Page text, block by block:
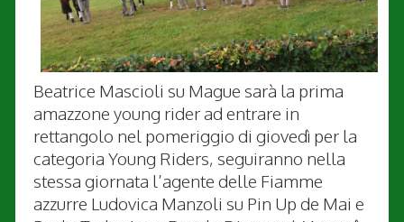
Beatrice Mascioli su Mague sarà la prima
amazzone young rider ad entrare in
rettangolo nel pomeriggio di giovedì per la
categoria Young Riders, seguiranno nella
stessa giornata l’agente delle Fiamme
azzurre Ludovica Manzoli su Pin Up de Mai e